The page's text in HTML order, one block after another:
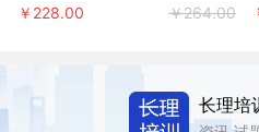
￥228.00 ￥264.00
长理培